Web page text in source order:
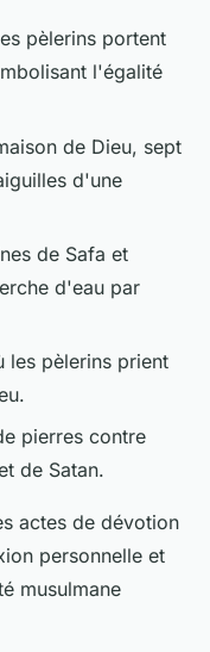
pèlerins portent
l'égalité
de Dieu, sept
d'une
de Safa et
d'eau par
les pèlerins prient
pierres contre
de Satan.
actes de dévotion
personnelle et
musulmane